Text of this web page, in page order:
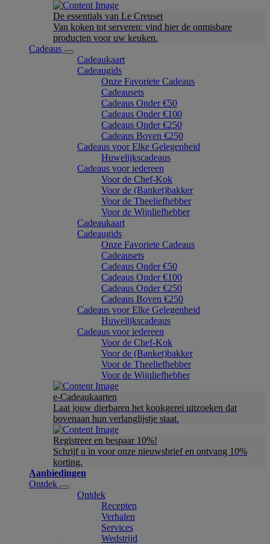
De essentials van Le Creuset
Van koken tot serveren: vind hier de onmisbare
producten voor uw keuken.
Cadeaus
Cadeaukaart
Cadeaugids
Onze Favoriete Cadeaus
Cadeausets
Cadeaus Onder €50
Cadeaus Onder €100
Cadeaus Onder €250
Cadeaus Boven €250
Cadeaus voor Elke Gelegenheid
Huwelijkscadeaus
Cadeaus voor iedereen
Voor de Chef-Kok
Voor de (Banket)bakker
Voor de Theeliefhebber
Voor de Wijnliefhebber
Cadeaukaart
Cadeaugids
Onze Favoriete Cadeaus
Cadeausets
Cadeaus Onder €50
Cadeaus Onder €100
Cadeaus Onder €250
Cadeaus Boven €250
Cadeaus voor Elke Gelegenheid
Huwelijkscadeaus
Cadeaus voor iedereen
Voor de Chef-Kok
Voor de (Banket)bakker
Voor de Theeliefhebber
Voor de Wijnliefhebber
e-Cadeaukaarten
Laat jouw dierbaren het kookgerei uitzoeken dat
bovenaan hun verlanglijstje staat.
Registreer en bespaar 10%!
Schrijf u in voor onze nieuwsbrief en ontvang 10%
korting.
Aanbiedingen
Ontdek
Ontdek
Recepten
Verhalen
Services
Wedstrijd